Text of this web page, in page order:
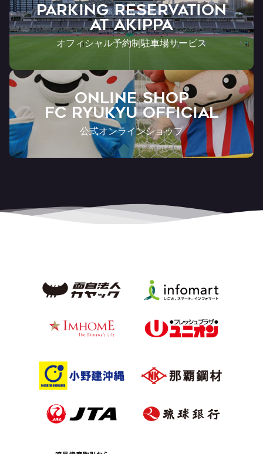
PARKING RESERVATION
AT Akippa
オフィシャル予約制駐車場サービス
ONLINE SHOP
FC RYUKYU OFFICIAL
公式オンラインショップ